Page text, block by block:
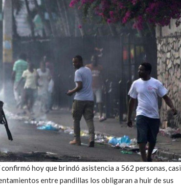
hoy que brindó asistencia a 562 personas, casi
entre pandillas los obligaran a huir de sus